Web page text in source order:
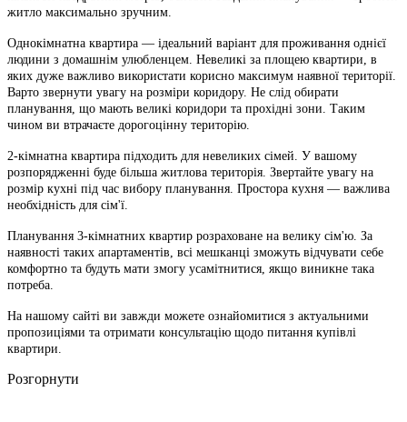
житло максимально зручним.
Однокімнатна квартира — ідеальний варіант для проживання однієї
людини з домашнім улюбленцем. Невеликі за площею квартири, в
яких дуже важливо використати корисно максимум наявної території.
Варто звернути увагу на розміри коридору. Не слід обирати
планування, що мають великі коридори та прохідні зони. Таким
чином ви втрачаєте дорогоцінну територію.
2-кімнатна квартира підходить для невеликих сімей. У вашому
розпорядженні буде більша житлова територія. Звертайте увагу на
розмір кухні під час вибору планування. Простора кухня — важлива
необхідність для сім'ї.
Планування 3-кімнатних квартир розраховане на велику сім'ю. За
наявності таких апартаментів, всі мешканці зможуть відчувати себе
комфортно та будуть мати змогу усамітнитися, якщо виникне така
потреба.
На нашому сайті ви завжди можете ознайомитися з актуальними
пропозиціями та отримати консультацію щодо питання купівлі
квартири.
Розгорнути